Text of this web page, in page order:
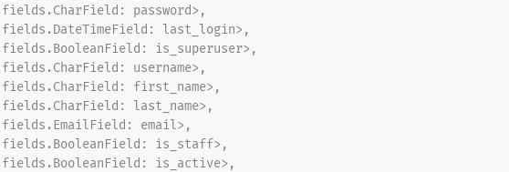
password>,
last_login>,
is_superuser>,
username>,
first_name>,
last_name>,
email>,
is_staff>,
is_active>,